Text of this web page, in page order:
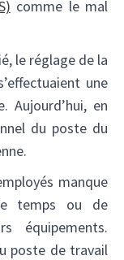
comme le mal
le réglage de la
une
Aujourd’hui, en
du poste du
manque
temps ou de
équipements.
poste de travail